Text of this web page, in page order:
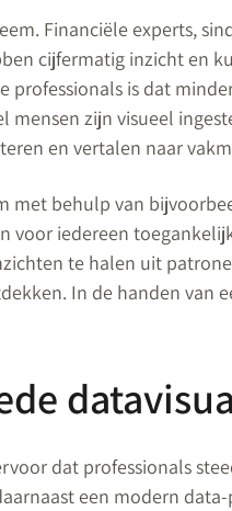
Financiële experts,
cijfermatig inzicht en
is dat
zijn visueel
en vertalen naar
met behulp van
voor iedereen
te halen uit
In de handen van
dat professionals
een modern